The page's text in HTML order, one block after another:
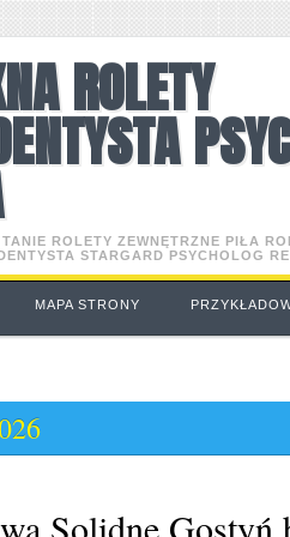
ROLETY
ROLETY ZEWNĘTRZNE PIŁA
STARGARD PSYCHOLOG
MAPA STRONY
Solidne Gostyń